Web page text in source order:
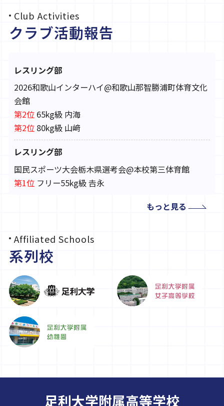
本校バレーボール部練習会要項及び申込につい
て
ラムを通じて行います。
公式インスタグラムはこちらからどうぞ!
本校野球部練習会案内及び申込について
案内及び申込は
※急な日程変更・中止などは野球部公式インスタグラ
ムを通じて行います。
公式インスタグラムはこちらからどうぞ!
本校サッカー部練習会要項及び申込について
※急な日程変更・中止などはサッカー部公式インスタ
グラムを通じて行います。
公式インスタグラムは
オープンキャンパス申込受付しています。
「オープンキャンパス」バナーより申込ページをご確
認ください。
完成しました！
「入試案内→学校案内パンフレット」から閲覧可能で
Club Activities
クラブ活動報告
レスリング部
2026和歌山インターハイ@和歌山那智勝浦町体育文化
会館
第2位65kg級 内海
第2位80kg級 山﨑
レスリング部
国民スポーツ大会栃木県選考会@本校第三体育館
第1位フリー55kg級 𠮷永
第1位グレコ80kg級 山﨑
第1位フリー92kg級 嵐
第1位グレコ125kg級 山本
国民スポーツ大会@青森への出場権獲得!
テニス部
関東高校テニス大会@小瀬スポーツ公園テニス場
第3位男子団体
ベスト8
長島・金子・中島
もっと見る
Affiliated Schools
系列校
足利大学附属高等学校